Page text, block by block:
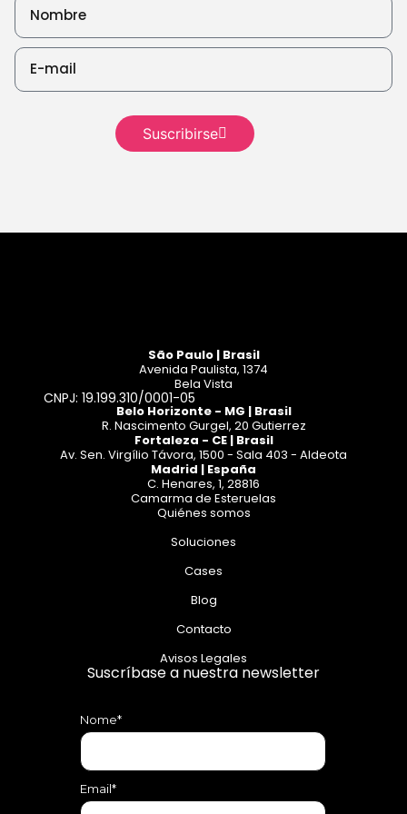
leyendo
Suscribirse
São Paulo | Brasil
Avenida Paulista, 1374
Bela Vista
CNPJ: 19.199.310/0001-05
Belo Horizonte - MG | Brasil
R. Nascimento Gurgel, 20 Gutierrez
Fortaleza - CE | Brasil
Av. Sen. Virgílio Távora, 1500 - Sala 403 - Aldeota
Madrid | España
C. Henares, 1, 28816
Camarma de Esteruelas
Quiénes somos
Soluciones
Cases
Blog
Contacto
Avisos Legales
Suscríbase a nuestra newsletter
Nome*
Email*